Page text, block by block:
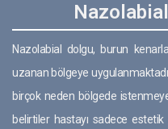
Nazolabial dolgu, burun
uzanan bölgeye
birçok neden bölgede
belirtiler hastayı sadece